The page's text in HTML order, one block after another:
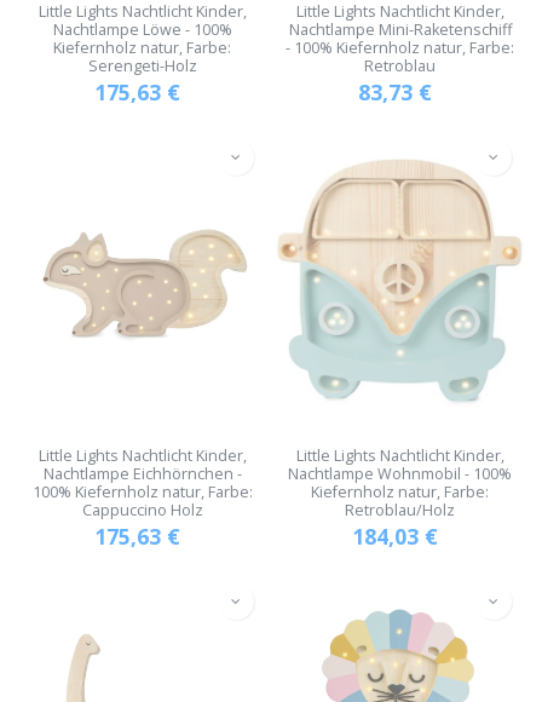
Little Lights Nachtlicht Kinder,
Nachtlampe Löwe - 100%
Kiefernholz natur, Farbe:
Serengeti-Holz
175,63 €
Little Lights Nachtlicht Kinder,
Nachtlampe Mini-Raketenschiff
- 100% Kiefernholz natur, Farbe:
Retroblau
83,73 €
Little Lights Nachtlicht Kinder,
Nachtlampe Eichhörnchen -
100% Kiefernholz natur, Farbe:
Cappuccino Holz
175,63 €
Little Lights Nachtlicht Kinder,
Nachtlampe Wohnmobil - 100%
Kiefernholz natur, Farbe:
Retroblau/Holz
184,03 €